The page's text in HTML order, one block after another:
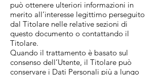
può ottenere ulteriori informazioni in
merito all’interesse legittimo perseguito
dal Titolare nelle relative sezioni di
questo documento o contattando il
Titolare.
Quando il trattamento è basato sul
consenso dell’Utente, il Titolare può
conservare i Dati Personali più a lungo